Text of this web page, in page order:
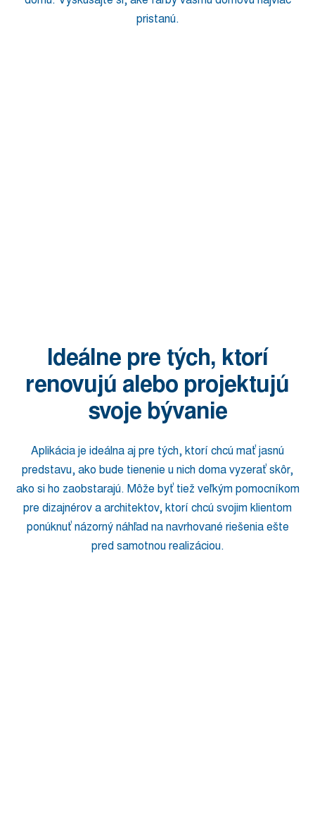
pristanú.
Ideálne pre tých, ktorí
renovujú alebo projektujú
svoje bývanie
Aplikácia je ideálna aj pre tých, ktorí chcú mať jasnú
predstavu, ako bude tienenie u nich doma vyzerať skôr,
ako si ho zaobstarajú. Môže byť tiež veľkým pomocníkom
pre dizajnérov a architektov, ktorí chcú svojim klientom
ponúknuť názorný náhľad na navrhované riešenia ešte
pred samotnou realizáciou.